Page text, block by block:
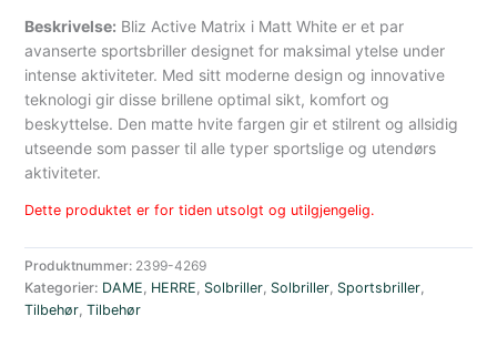
Beskrivelse: Bliz Active Matrix i Matt White er et par
avanserte sportsbriller designet for maksimal ytelse under
intense aktiviteter. Med sitt moderne design og innovative
teknologi gir disse brillene optimal sikt, komfort og
beskyttelse. Den matte hvite fargen gir et stilrent og allsidig
utseende som passer til alle typer sportslige og utendørs
aktiviteter.
Dette produktet er for tiden utsolgt og utilgjengelig.
Produktnummer: 2399-4269
Kategorier: DAME, HERRE, Solbriller, Solbriller, Sportsbriller,
Tilbehør,Tilbehør